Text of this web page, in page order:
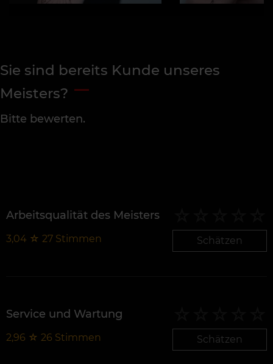
Sie sind bereits Kunde unseres
Meisters?
Bitte bewerten.
Arbeitsqualität des Meisters
3,04 ☆ 27 Stimmen Schätzen
Service und Wartung
2,96 ☆ 26 Stimmen Schätzen